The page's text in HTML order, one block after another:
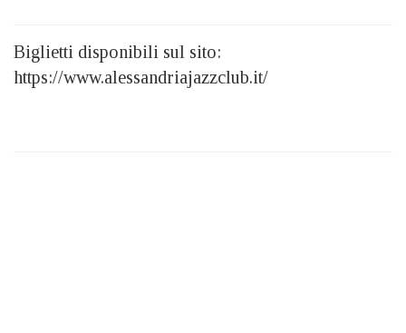
Biglietti disponibili sul sito:
https://www.alessandriajazzclub.it/